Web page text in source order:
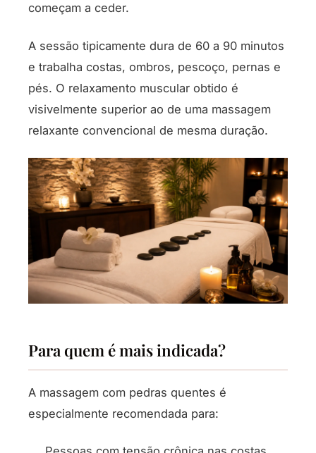
começam a ceder.
A sessão tipicamente dura de 60 a 90 minutos
e trabalha costas, ombros, pescoço, pernas e
pés. O relaxamento muscular obtido é
visivelmente superior ao de uma massagem
relaxante convencional de mesma duração.
Para quem é mais indicada?
A massagem com pedras quentes é
especialmente recomendada para: